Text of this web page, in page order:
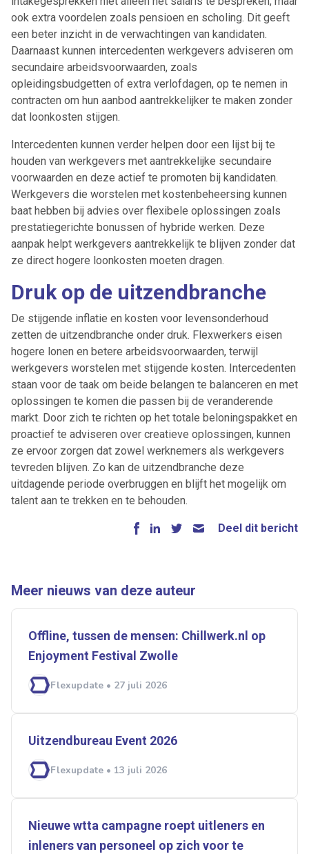
ook extra voordelen zoals pensioen en scholing. Dit geeft
een beter inzicht in de verwachtingen van kandidaten.
Daarnaast kunnen intercedenten werkgevers adviseren om
secundaire arbeidsvoorwaarden, zoals
opleidingsbudgetten of extra verlofdagen, op te nemen in
contracten om hun aanbod aantrekkelijker te maken zonder
dat loonkosten stijgen.
Intercedenten kunnen verder helpen door een lijst bij te
houden van werkgevers met aantrekkelijke secundaire
voorwaarden en deze actief te promoten bij kandidaten.
Werkgevers die worstelen met kostenbeheersing kunnen
baat hebben bij advies over flexibele oplossingen zoals
prestatiegerichte bonussen of hybride werken. Deze
aanpak helpt werkgevers aantrekkelijk te blijven zonder dat
ze direct hogere loonkosten moeten dragen.
Druk op de uitzendbranche
De stijgende inflatie en kosten voor levensonderhoud
zetten de uitzendbranche onder druk. Flexwerkers eisen
hogere lonen en betere arbeidsvoorwaarden, terwijl
werkgevers worstelen met stijgende kosten. Intercedenten
staan voor de taak om beide belangen te balanceren en met
oplossingen te komen die passen bij de veranderende
markt. Door zich te richten op het totale beloningspakket en
proactief te adviseren over creatieve oplossingen, kunnen
ze ervoor zorgen dat zowel werknemers als werkgevers
tevreden blijven. Zo kan de uitzendbranche deze
uitdagende periode overbruggen en blijft het mogelijk om
talent aan te trekken en te behouden.
Deel dit bericht
Meer nieuws van deze auteur
Offline, tussen de mensen: Chillwerk.nl op
Enjoyment Festival Zwolle
Flexupdate • 27 juli 2026
Uitzendbureau Event 2026
Flexupdate • 13 juli 2026
Nieuwe wtta campagne roept uitleners en
inleners van personeel op zich voor te
Ontvang vacatures direct in
je mailbox
Artikelen zoeken
Alles Ingezonden ABU
Bureau Cicero
Doorzaam
Flexmarkt Flexnieuws
NBBU
Normering Arbeid
ZiPconomy